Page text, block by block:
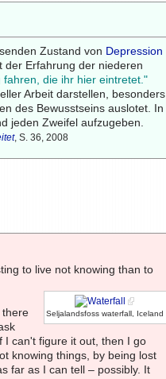
Zustand von Depression
der Erfahrung der niederen
fahren, die ihr hier eintretet."
Arbeit darstellen, besonders
des Bewusstseins auslotet. In
jeden Zweifel aufzugeben.
, S. 36, 2008
to live not knowing than to
Seljalandsfoss waterfall, Iceland
there
I can't figure it out, then I go
knowing things, by being lost
far as I can tell – possibly. It